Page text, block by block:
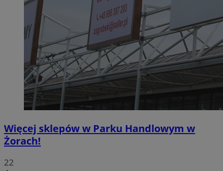
Więcej sklepów w Parku Handlowym w
Żorach!
22